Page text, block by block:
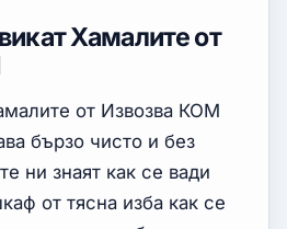
Хамалите от
от Извозва КОМ
бързо чисто и без
ни знаят как се вади
от тясна изба как се